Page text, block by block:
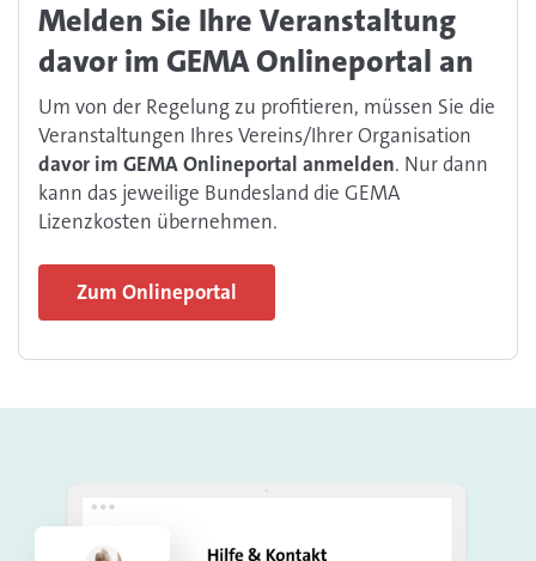
Melden Sie Ihre Veranstaltung
davor im GEMA Onlineportal an
Um von der Regelung zu profitieren, müssen Sie die
Veranstaltungen Ihres Vereins/Ihrer Organisation
davor im GEMA Onlineportal anmelden. Nur dann
kann das jeweilige Bundesland die GEMA
Lizenzkosten übernehmen.
Zum Onlineportal